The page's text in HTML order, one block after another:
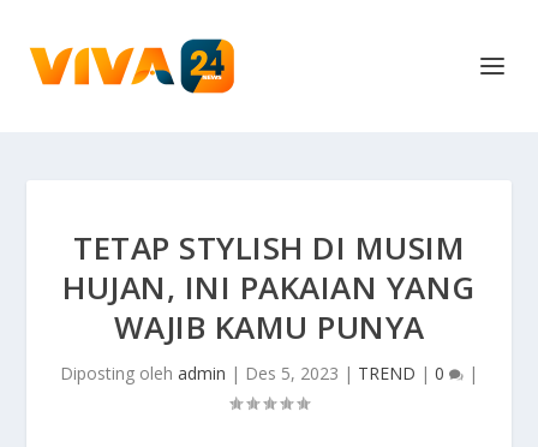
TETAP STYLISH DI MUSIM
HUJAN, INI PAKAIAN YANG
WAJIB KAMU PUNYA
Diposting oleh admin | Des 5, 2023 | TREND | 0 |